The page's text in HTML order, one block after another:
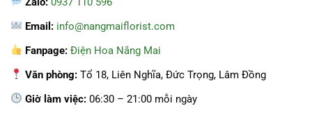
Email: info@nangmaiflorist.com
Fanpage: Điện Hoa Nắng Mai
Văn phòng: Tổ 18, Liên Nghĩa, Đức Trọng, Lâm Đồng
Giờ làm việc: 06:30 – 21:00 mỗi ngày